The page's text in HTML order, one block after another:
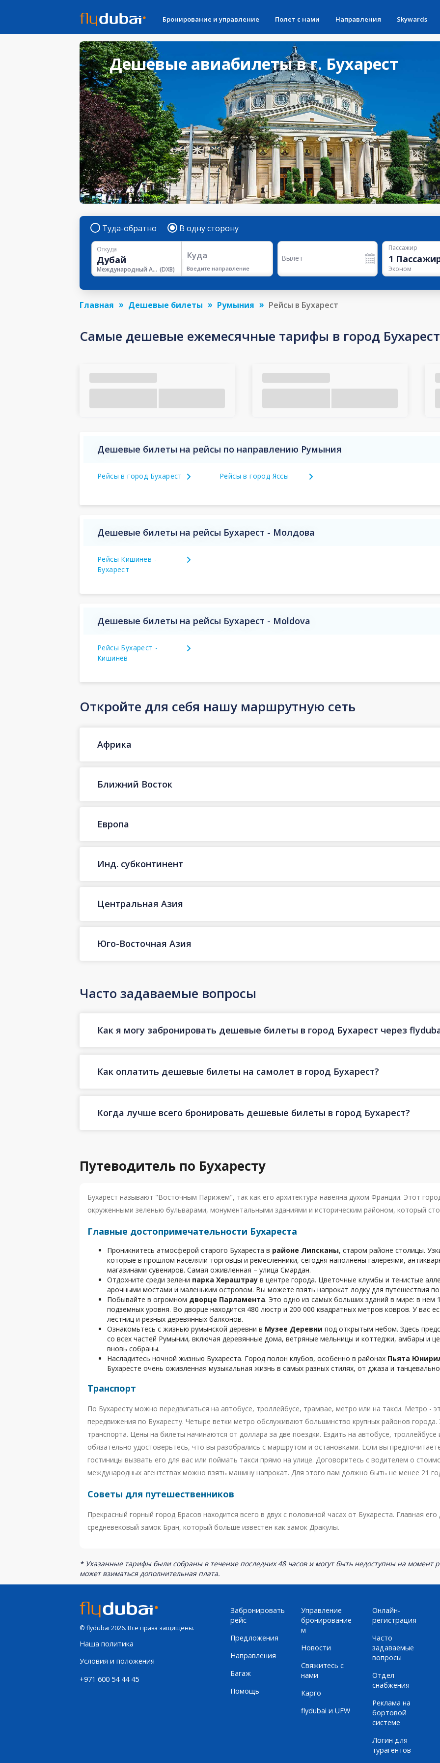
Бронирование и управление Полет с нами Направления Skywards
Дешевые авиабилеты в г. Бухарест
Туда-обратно В одну сторону
Откуда
Международный Аэропорт Дубая (DXB)
Куда
Введите направление
Вылет
Пассажир
1
Эконом
Главная Дешевые билеты Румыния Рейсы в Бухарест
Самые дешевые ежемесячные тарифы в город Бухарест
Дешевые билеты на рейсы по направлению Румыния
Рейсы в город Бухарест Рейсы в город Яссы
Дешевые билеты на рейсы Бухарест - Молдова
Рейсы Кишинев -
Бухарест
Дешевые билеты на рейсы Бухарест - Moldova
Рейсы Бухарест -
Кишинев
Откройте для себя нашу маршрутную сеть
Африка
Ближний Восток
Европа
Инд. субконтинент
Центральная Азия
Юго-Восточная Азия
Часто задаваемые вопросы
Как я могу забронировать дешевые билеты в город Бухарест через
Как оплатить дешевые билеты на самолет в город Бухарест?
Когда лучше всего бронировать дешевые билеты в город Бухарест?
Путеводитель по Бухаресту
Бухарест называют "Восточным Парижем", так как его архитектура навеяна духом Франции. Этот
окруженными зеленью бульварами, монументальными зданиями и историческим районом, который
Главные достопримечательности Бухареста
Проникнитесь атмосферой старого Бухареста в районе Липсканы, старом районе столицы.
которые в прошлом населяли торговцы и ремесленники, сегодня наполнены галереями,
магазинами сувениров. Самая оживленная – улица Смардан.
Отдохните среди зелени парка Хераштрау в центре города. Цветочные клумбы и тенистые
арочными мостами и маленьким островом. Вы можете взять напрокат лодку для путешествия по
Побывайте в огромном дворце Парламента. Это одно из самых больших зданий в мире: в нем
подземных уровня. Во дворце находится 480 люстр и 200 000 квадратных метров ковров. У вас
лестниц и резных деревянных балконов.
Ознакомьтесь с жизнью румынской деревни в Музее Деревни под открытым небом. Здесь
со всех частей Румынии, включая деревянные дома, ветряные мельницы и коттеджи, амбары и
вновь собраны.
Насладитесь ночной жизнью Бухареста. Город полон клубов, особенно в районах Пьята
Бухаресте очень оживленная музыкальная жизнь в самых разных стилях, от джаза и
Транспорт
По Бухаресту можно передвигаться на автобусе, троллейбусе, трамвае, метро или на такси. Метро -
передвижения по Бухаресту. Четыре ветки метро обслуживают большинство крупных районов
транспорта. Цены на билеты начинаются от доллара за две поездки. Ездить на автобусе,
обязательно удостоверьтесь, что вы разобрались с маршрутом и остановками. Если вы
гостиницы вызвать его для вас или поймать такси прямо на улице. Договоритесь с водителем о
международных агентствах можно взять машину напрокат. Для этого вам должно быть не менее 21
Советы для путешественников
Прекрасный горный город Брасов находится всего в двух с половиной часах от Бухареста. Главная
средневековый замок Бран, который больше известен как замок Дракулы.
* Указанные тарифы были собраны в течение последних 48 часов и могут быть недоступны на момент
может взиматься дополнительная плата.
© flydubai 2026. Все права защищены.
Наша политика
Условия и положения
+971 600 54 44 45
Забронировать
рейс
Предложения
Направления
Багаж
Помощь
Управление
бронирование
м
Новости
Свяжитесь с
нами
Карго
flydubai и UFW
Онлайн-
регистрация
Часто
задаваемые
вопросы
Отдел
снабжения
Реклама на
бортовой
системе
Логин для
турагентов